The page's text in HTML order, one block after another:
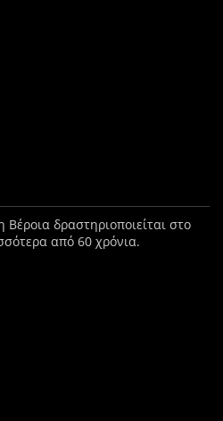
Βέροια δραστηριοποιείται στο
από 60 χρόνια.